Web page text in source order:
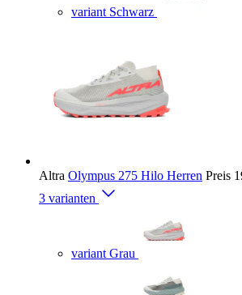
variant Schwarz
Altra Olympus 275 Hilo Herren Preis
3 varianten
variant Grau